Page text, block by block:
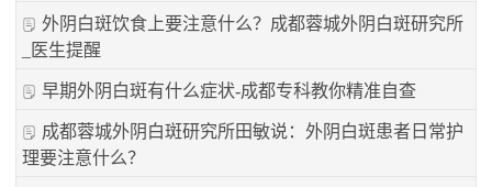
外阴白斑饮食上要注意什么？成都蓉城外阴白斑研究所
_医生提醒
早期外阴白斑有什么症状-成都专科教你精准自查
成都蓉城外阴白斑研究所田敏说：外阴白斑患者日常护
理要注意什么？